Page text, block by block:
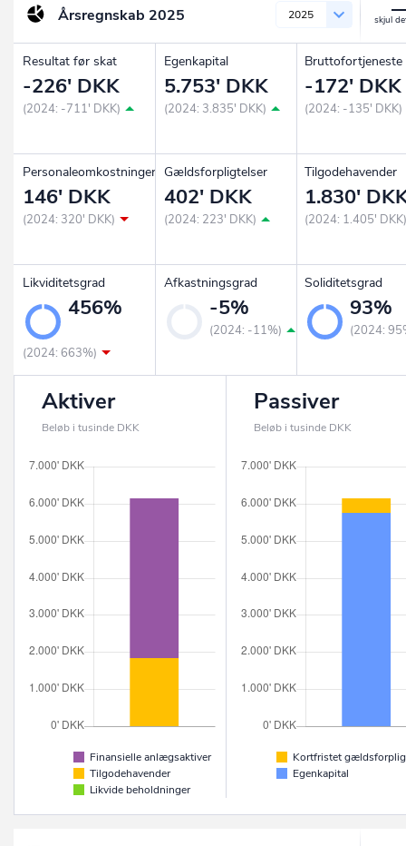
Årsregnskab 2025 2025
Resultat før skat
-226' DKK
(2024: -711' DKK)
Egenkapital
5.753' DKK
(2024: 3.835' DKK)
Bruttofortjeneste
-172' DKK
(2024: -135' DKK)
Personaleomkostninger
146' DKK
(2024: 320' DKK)
Gældsforpligtelser
402' DKK
(2024: 223' DKK)
Tilgodehavender
1.830'
(2024: 1.405'
Likviditetsgrad
456%
(2024: 663%)
Afkastningsgrad
-5%
(2024: -11%)
Soliditetsgrad
93%
(2024:
Aktiver
Beløb i tusinde DKK
Finansielle anlægsaktiver
Tilgodehavender
Likvide beholdninger
Passiver
Beløb i tusinde DKK
Kortfristet
Egenkapital